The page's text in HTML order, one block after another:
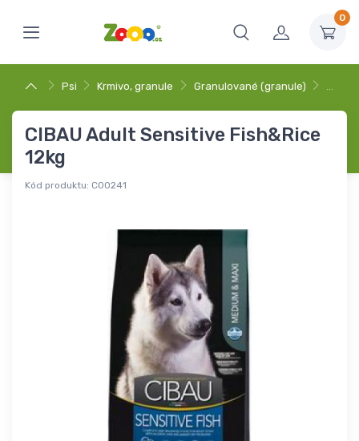
0
Psi Krmivo, granule Granulované (granule) …
CIBAU Adult Sensitive Fish&Rice
12kg
Kód produktu: C00241